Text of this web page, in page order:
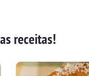
receitas!